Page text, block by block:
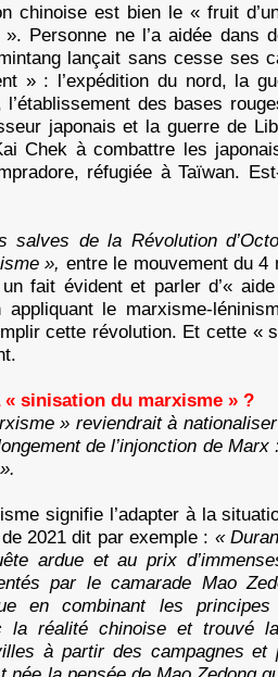
chinoise est bien le « fruit
Personne ne l’a aidée dans
lançait sans cesse ses
» : l’expédition du nord, la
l’établissement des bases
japonais et la guerre de
Chek à combattre les
réfugiée à Taïwan.
salves de la Révolution
», entre le mouvement du 4
un fait évident et parler d’«
appliquant le marxisme-
cette révolution. Et cette «
sinisation du marxisme » ?
» reviendrait à
de l’injonction de
signifie l’adapter à la
2021 dit par exemple : «
ardue et au prix
par le camarade Mao
en combinant les
la réalité chinoise et trouvé
à partir des campagnes